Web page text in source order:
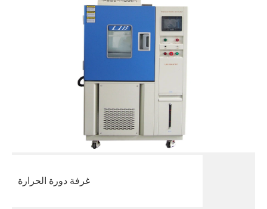
غرفة دورة الحرارة